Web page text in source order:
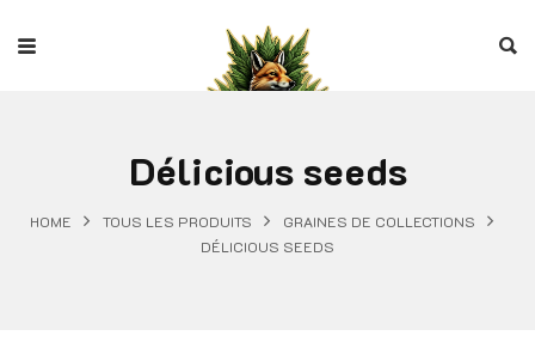
Délicious seeds
HOME TOUS LES PRODUITS
GRAINES DE COLLECTIONS
DÉLICIOUS SEEDS